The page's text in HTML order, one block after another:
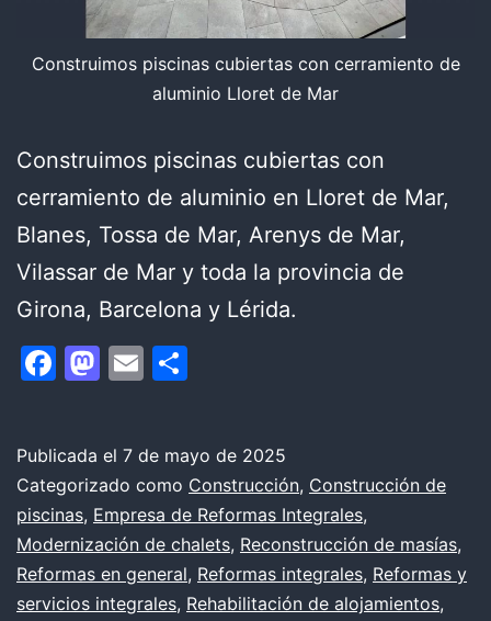
Construimos piscinas cubiertas con cerramiento de
aluminio Lloret de Mar
Construimos piscinas cubiertas con
cerramiento de aluminio en Lloret de Mar,
Blanes, Tossa de Mar, Arenys de Mar,
Vilassar de Mar y toda la provincia de
Girona, Barcelona y Lérida.
Facebook
Mastodon
Email
Publicada el 7 de mayo de 2025
Categorizado como Construcción, Construcción de
piscinas, Empresa de Reformas Integrales,
Modernización de chalets, Reconstrucción de masías,
Reformas en general, Reformas integrales, Reformas y
servicios integrales, Rehabilitación de alojamientos,